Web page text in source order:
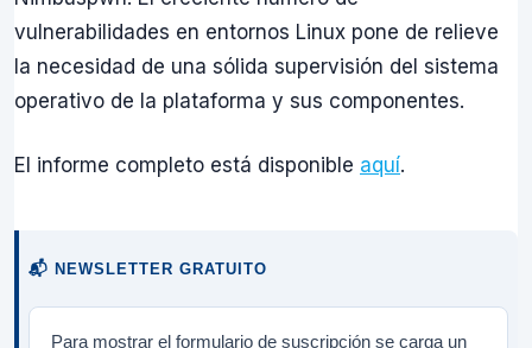
vulnerabilidades en entornos Linux pone de relieve
la necesidad de una sólida supervisión del sistema
operativo de la plataforma y sus componentes.
El informe completo está disponible aquí.
📬 NEWSLETTER GRATUITO
Para mostrar el formulario de suscripción se carga un